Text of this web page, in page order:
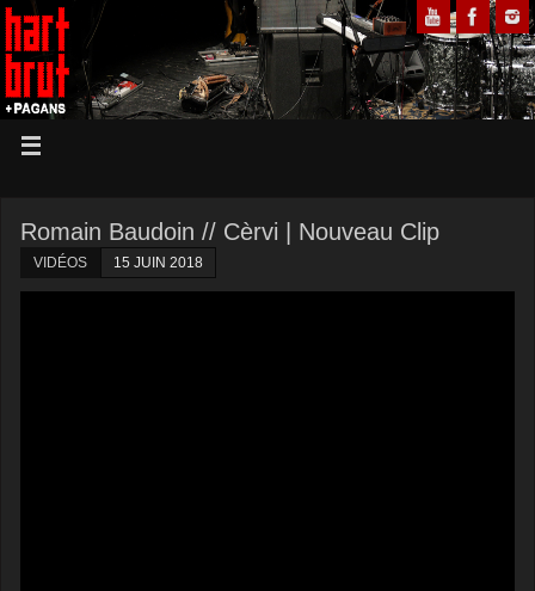
Romain Baudoin // Cèrvi | Nouveau Clip
VIDÉOS 15 JUIN 2018